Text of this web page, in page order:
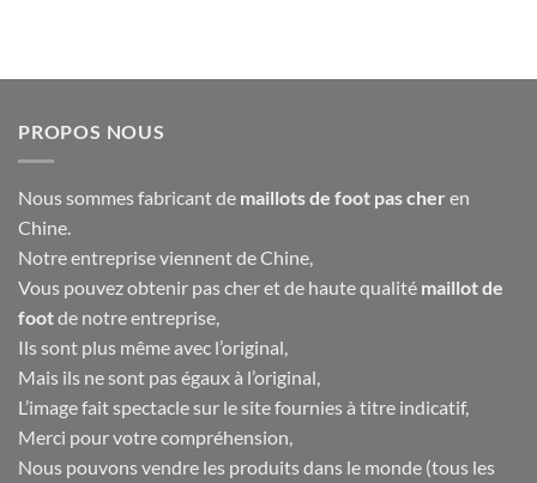
PROPOS NOUS
Nous sommes fabricant de maillots de foot pas cher en
Chine.
Notre entreprise viennent de Chine,
Vous pouvez obtenir pas cher et de haute qualité maillot de
footde notre entreprise,
Ils sont plus même avec l’original,
Mais ils ne sont pas égaux à l’original,
L’image fait spectacle sur le site fournies à titre indicatif,
Merci pour votre compréhension,
Nous pouvons vendre les produits dans le monde (tous les